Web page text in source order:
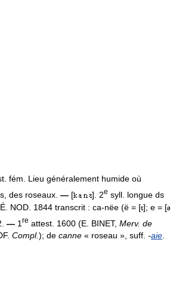
fém. Lieu généralement humide où
des roseaux. — [ ]. 2e syll. longue ds
NOD. 1844 transcrit : ca-nëe (ë = [ ]; e = [
— 1 re attest. 1600 (E. BINET, Merv. de
Compl.); de canne « roseau », suff. -aie.